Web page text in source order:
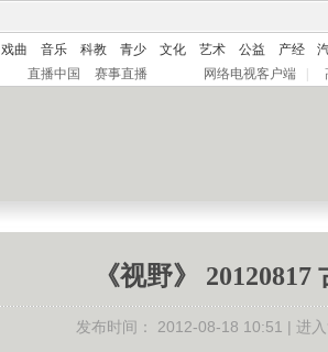
戏曲 音乐 科教 青少 文化 艺术 公益 产经
直播中国 赛事直播 网络电视客户端
《视野》
发布时间： 2012-08-18 10:51 | 进